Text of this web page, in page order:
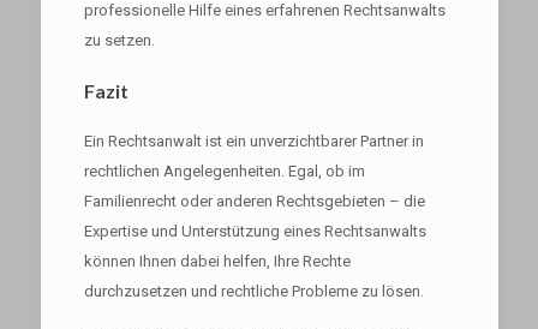
professionelle Hilfe eines erfahrenen Rechtsanwalts
zu setzen.
Fazit
Ein Rechtsanwalt ist ein unverzichtbarer Partner in
rechtlichen Angelegenheiten. Egal, ob im
Familienrecht oder anderen Rechtsgebieten – die
Expertise und Unterstützung eines Rechtsanwalts
können Ihnen dabei helfen, Ihre Rechte
durchzusetzen und rechtliche Probleme zu lösen.